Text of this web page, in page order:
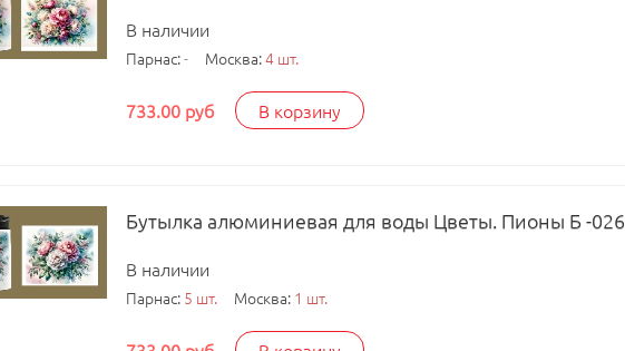
В наличии
Парнас:- Москва:4 шт.
733.00 руб В корзину
Бутылка алюминиевая для воды Цветы. Пионы Б -026
В наличии
Парнас: 5 шт. Москва: 1 шт.